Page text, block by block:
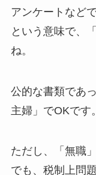
アンケートなど
という意味で、
ね。
公的な書類であ
主婦」でOKです。
ただし、「無職
でも、税制上問